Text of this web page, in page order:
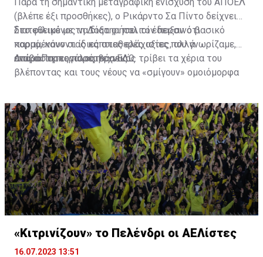
(βλέπε έξι προσθήκες), ο Ρικάρντο Σα Πίντο δείχνει
διατεθειμένος να διατηρήσει τον περσινό βασικό
κορμό, κάνοντας κάποιες ελάχιστες, αλλά
απαραίτητες παρεμβάσεις.
Στο φιλικό με τη Δόξα οι παλιοί έδειξαν ότι
παραμένουν οι ίδιες σταθερές αξίες που γνωρίζαμε,
ενώ ο Πορτογάλος τεχνικός τρίβει τα χέρια του
βλέποντας και τους νέους να «σμίγουν» ομοιόμορφα
Διαβάστε περισσότεραΕΔΩ.
«Κιτρινίζουν» το Πελένδρι οι ΑΕΛίστες
16.07.2023 13:51